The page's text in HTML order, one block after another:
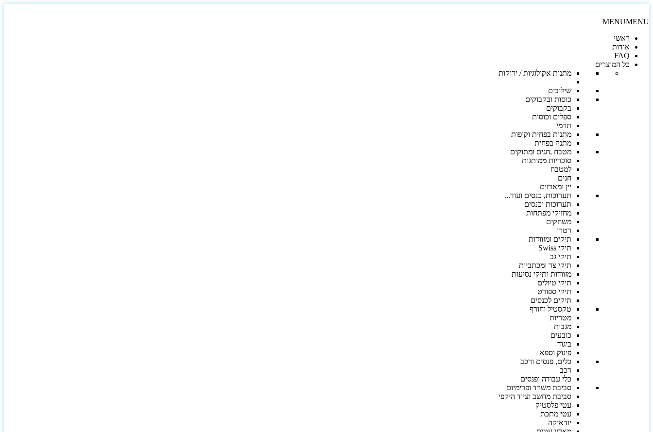
MENUMENU
ראשי
אודות
FAQ
כל המוצרים
מתנות אקולוגיות / ירוקות
שילובים
כוסות ובקבוקים
בקבוקים
ספלים וכוסות
תרמי
מתנות בפחית וקופות
מתנה בפחית
מטבח ,חגים ומתוקים
סוכריות ממותגות
למטבח
חגים
יין ומארזים
תערוכות, כנסים ועוד...
תערוכות וכנסים
מחזיקי מפתחות
משחקים
רטרו
תיקים ומזוודות
תיקי Swiss
תיקי גב
תיקי צד ומכתביות
מזוודות ותיקי נסיעות
תיקי טיולים
תיקי ספורט
תיקים לכנסים
טקסטיל וחורף
מטריות
מגבות
כובעים
ביגוד
פינוק וספא
כלים, פנסים ורכב
רכב
כלי עבודה ופנסים
סביבת משרד ופרימיום
סביבת מחשב וציוד היקפי
עטי פלסטיק
עטי מתכת
יודאיקה